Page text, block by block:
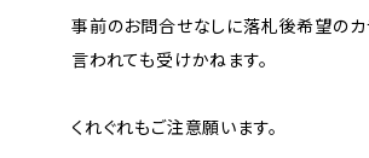
事前のお問合せなしに落札後希望のカ
言われても受けかねます。
くれぐれもご注意願います。